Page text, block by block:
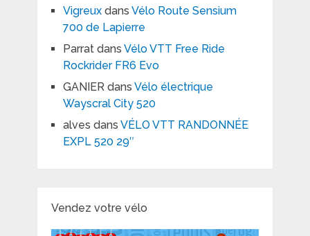
Vigreuxdans Vélo Route Sensium
700 de Lapierre
Parratdans Vélo VTT Free Ride
Rockrider FR6 Evo
GANIERdans Vélo électrique
Wayscral City 520
alves dans VÉLO VTT RANDONNÉE
EXPL 520 29″
Vendez votre vélo